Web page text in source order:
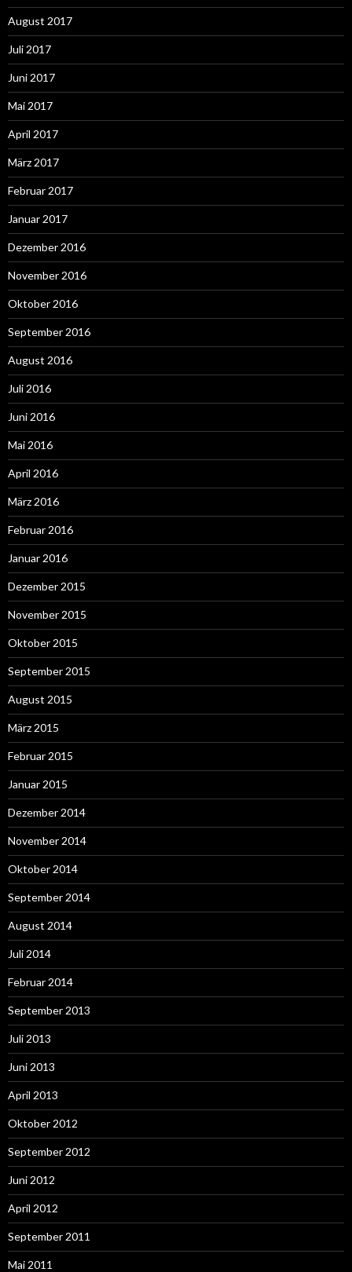
August 2017
Juli 2017
Juni 2017
Mai 2017
April 2017
März 2017
Februar 2017
Januar 2017
Dezember 2016
November 2016
Oktober 2016
September 2016
August 2016
Juli 2016
Juni 2016
Mai 2016
April 2016
März 2016
Februar 2016
Januar 2016
Dezember 2015
November 2015
Oktober 2015
September 2015
August 2015
März 2015
Februar 2015
Januar 2015
Dezember 2014
November 2014
Oktober 2014
September 2014
August 2014
Juli 2014
Februar 2014
September 2013
Juli 2013
Juni 2013
April 2013
Oktober 2012
September 2012
Juni 2012
April 2012
September 2011
Mai 2011